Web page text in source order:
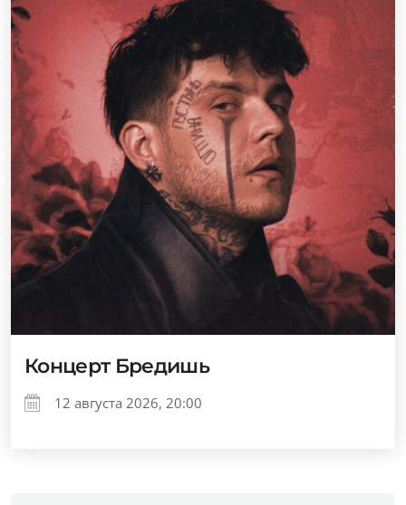
Концерт Бредишь
12 августа 2026, 20:00